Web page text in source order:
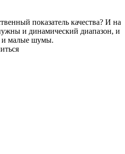
показатель качества? И на
и динамический диапазон, и
и малые шумы.